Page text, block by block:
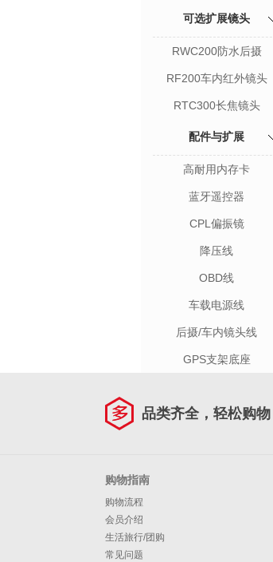
可选扩展镜头
RWC200防水后摄
RF200车内红外镜头
RTC300长焦镜头
配件与扩展
高耐用内存卡
蓝牙遥控器
CPL偏振镜
降压线
OBD线
车载电源线
后摄/车内镜头线
GPS支架底座
品类齐全，轻松购物
购物指南
购物流程
会员介绍
生活旅行/团购
常见问题